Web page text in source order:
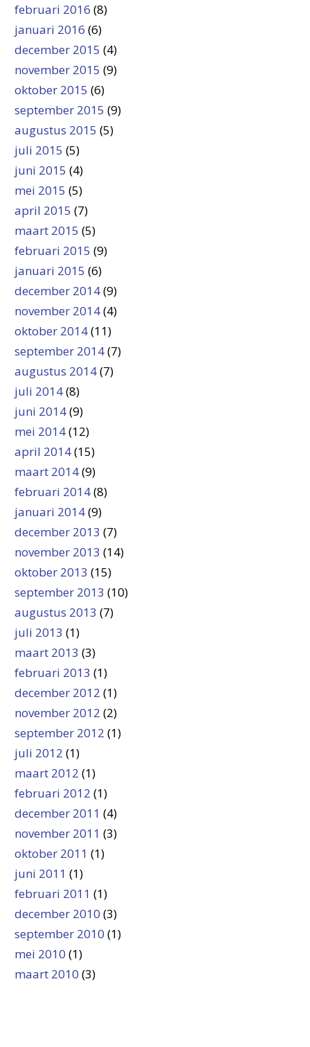
februari 2016 (8)
januari 2016 (6)
december 2015 (4)
november 2015 (9)
oktober 2015 (6)
september 2015 (9)
augustus 2015 (5)
juli 2015 (5)
juni 2015 (4)
mei 2015 (5)
april 2015 (7)
maart 2015 (5)
februari 2015 (9)
januari 2015 (6)
december 2014(9)
november 2014(4)
oktober 2014(11)
september 2014(7)
augustus 2014(7)
juli 2014(8)
juni 2014(9)
mei 2014(12)
april 2014(15)
maart 2014(9)
februari 2014(8)
januari 2014(9)
december 2013 (7)
november 2013 (14)
oktober 2013 (15)
september 2013 (10)
augustus 2013 (7)
juli 2013 (1)
maart 2013 (3)
februari 2013 (1)
december 2012 (1)
november 2012 (2)
september 2012 (1)
juli 2012 (1)
maart 2012 (1)
februari 2012 (1)
december 2011 (4)
november 2011 (3)
oktober 2011 (1)
juni 2011 (1)
februari 2011 (1)
december 2010 (3)
september 2010 (1)
mei 2010 (1)
maart 2010 (3)